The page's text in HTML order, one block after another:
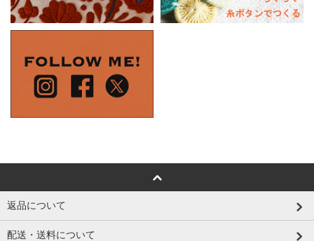
返品について
配送・送料について